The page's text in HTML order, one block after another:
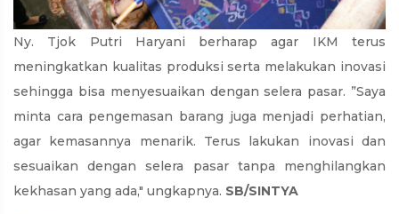
Ny. Tjok Putri Haryani berharap agar IKM terus
meningkatkan kualitas produksi serta melakukan inovasi
sehingga bisa menyesuaikan dengan selera pasar. ”Saya
minta cara pengemasan barang juga menjadi perhatian,
agar kemasannya menarik. Terus lakukan inovasi dan
sesuaikan dengan selera pasar tanpa menghilangkan
kekhasan yang ada," ungkapnya. SB/SINTYA